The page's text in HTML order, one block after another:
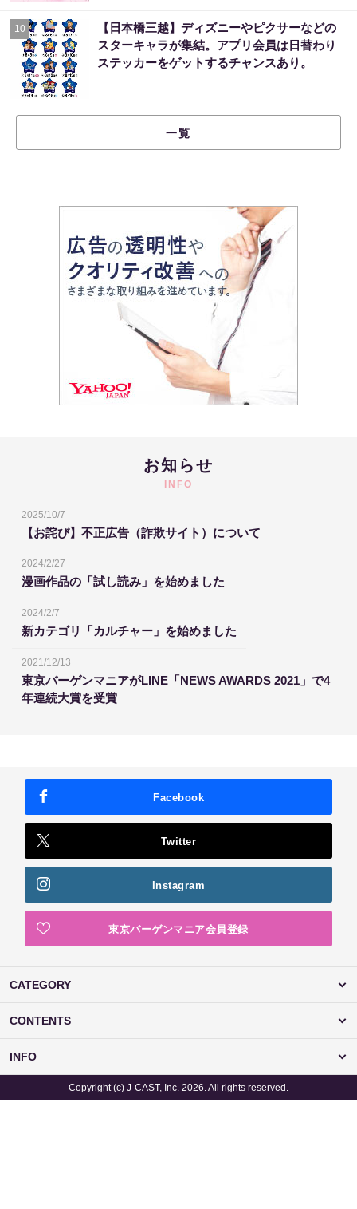
10
【日本橋三越】ディズニーやピクサーなどの
スターキャラが集結。アプリ会員は日替わり
ステッカーをゲットするチャンスあり。
一覧
お知らせ
INFO
2025/10/7
【お詫び】不正広告（詐欺サイト）について
2024/2/27
漫画作品の「試し読み」を始めました
2024/2/7
新カテゴリ「カルチャー」を始めました
2021/12/13
東京バーゲンマニアがLINE「NEWS AWARDS 2021」で4
年連続大賞を受賞
Facebook
Twitter
Instagram
東京バーゲンマニア会員登録
CATEGORY
CONTENTS
INFO
Copyright (c) J-CAST, Inc. 2026. All rights reserved.